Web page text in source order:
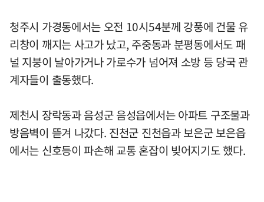
청주시 가경동에서는 오전 10시54분께 강풍에 건물 유
리창이 깨지는 사고가 났고, 주중동과 분평동에서도 패
널 지붕이 날아가거나 가로수가 넘어져 소방 등 당국 관
계자들이 출동했다.
제천시 장락동과 음성군 음성읍에서는 아파트 구조물과
방음벽이 뜯겨 나갔다. 진천군 진천읍과 보은군 보은읍
에서는 신호등이 파손해 교통 혼잡이 빚어지기도 했다.